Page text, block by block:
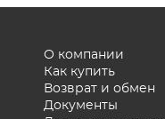
О компании
Как купить
Возврат и обмен
Документы